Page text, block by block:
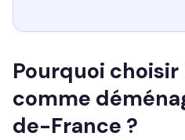
Pourquoi
comme
de-France ?